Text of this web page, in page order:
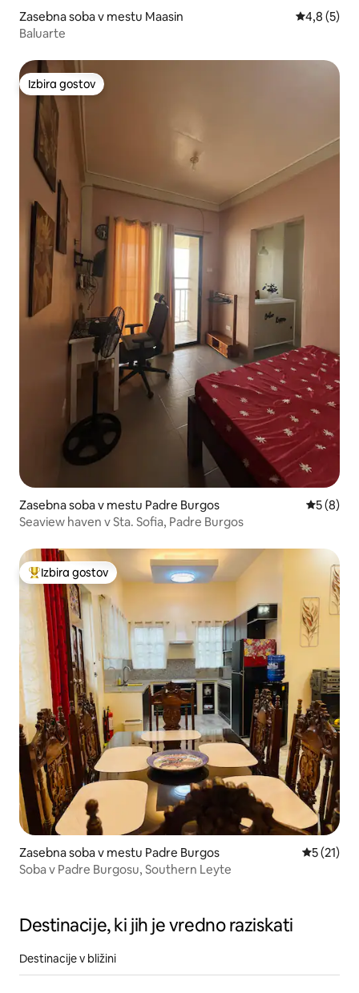
Zasebna soba v mestu Maasin Povprečna
4,8 (5)
Baluarte
Izbira gostov
Izbira gostov
Zasebna soba v mestu Padre Burgos
5 (8)
Seaview haven v Sta. Sofia, Padre Burgos
Najbolj priljubljena prenočišča z značko »Izbira gostov«
Izbira gostov
Zasebna soba v mestu Padre Burgos
5 (21)
Soba v Padre Burgosu, Southern Leyte
Destinacije, ki jih je vredno raziskati
Destinacije v bližini